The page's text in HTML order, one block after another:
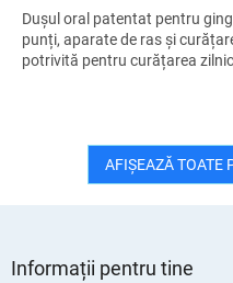
Dușul oral patentat pentru
punți, aparate de ras și
potrivită pentru curățarea
AFIŞEAZĂ TOATE
Informații pentru tine